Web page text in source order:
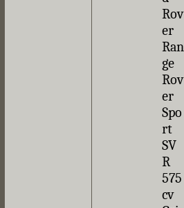
Rov
er
Ran
ge
Rov
er
Spo
rt
SV
R
575
cv